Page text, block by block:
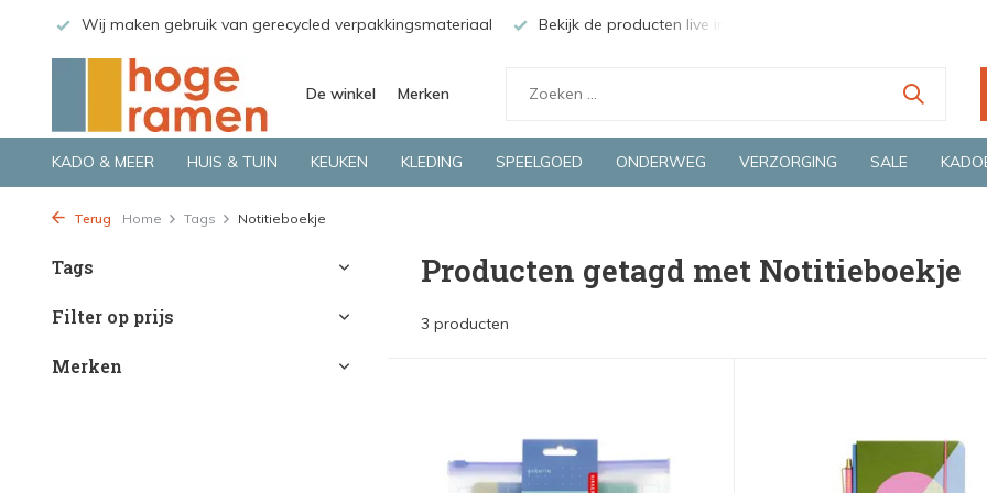
Wij maken gebruik van gerecycled verpakkingsmateriaal Bekijk de producten live in onze winkel in Deventer
De winkel Merken
KADO & MEER HUIS & TUIN KEUKEN KLEDING SPEELGOED ONDERWEG VERZORGING SALE
Terug Home Tags Notitieboekje
Tags
Filter op prijs
Merken
Producten getagd met Notitieboekje
3 producten